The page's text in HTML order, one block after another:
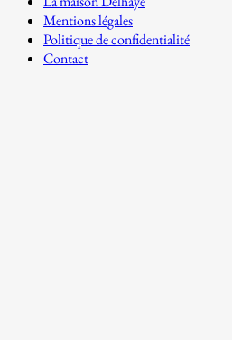
Mentions légales
Politique de confidentialité
Contact